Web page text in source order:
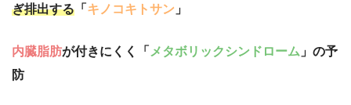
ぎ排出する 「 キノコキトサン 」
内臓脂肪が付きにくく「 メタボリックシンドローム 」の予
防